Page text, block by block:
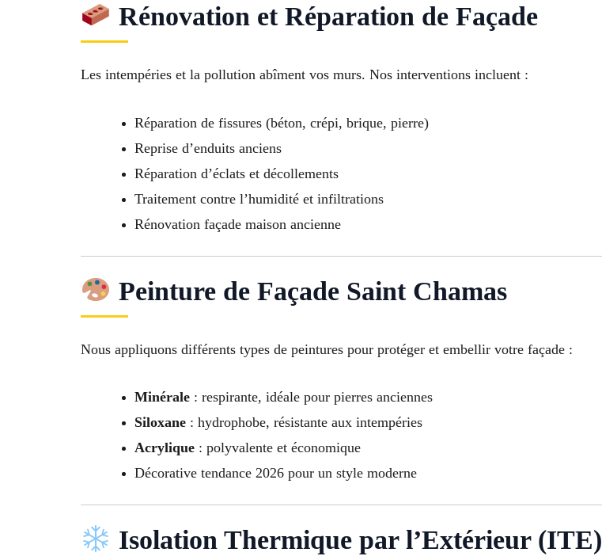
Rénovation et Réparation de Façade
Les intempéries et la pollution abîment vos murs. Nos interventions incluent :
Réparation de fissures (béton, crépi, brique, pierre)
Reprise d’enduits anciens
Réparation d’éclats et décollements
Traitement contre l’humidité et infiltrations
Rénovation façade maison ancienne
Peinture de Façade Saint Chamas
Nous appliquons différents types de peintures pour protéger et embellir votre façade :
Minérale : respirante, idéale pour pierres anciennes
Siloxane : hydrophobe, résistante aux intempéries
Acrylique : polyvalente et économique
Décorative tendance 2026 pour un style moderne
Isolation Thermique par l’Extérieur (ITE)